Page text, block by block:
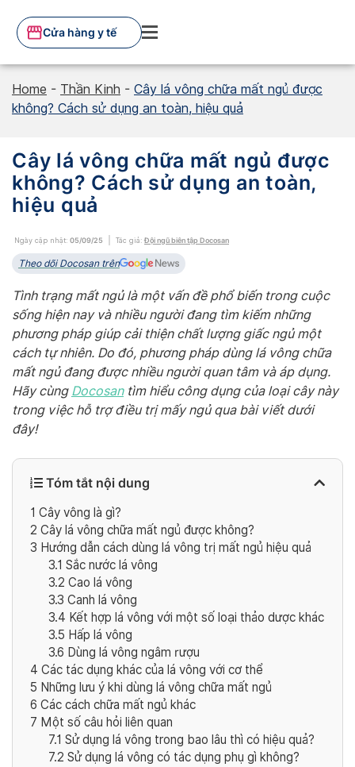
content
Cửa hàng y tế
Home - Thần Kinh - Cây lá vông chữa mất ngủ được
không? Cách sử dụng an toàn, hiệu quả
Cây lá vông chữa mất ngủ được
không? Cách sử dụng an toàn,
hiệu quả
Ngày cập nhật: 05/09/25 Tác giả: Đội ngũ biên tập Docosan
Theo dõi Docosan trên
Tình trạng mất ngủ là một vấn đề phổ biến trong cuộc
sống hiện nay và nhiều người đang tìm kiếm những
phương pháp giúp cải thiện chất lượng giấc ngủ một
cách tự nhiên. Do đó, phương pháp dùng lá vông chữa
mất ngủ đang được nhiều người quan tâm và áp dụng.
Hãy cùng Docosantìm hiểu công dụng của loại cây này
trong việc hỗ trợ điều trị mấy ngủ qua bài viết dưới
đây!
Tóm tắt nội dung
1 Cây vông là gì?
2 Cây lá vông chữa mất ngủ được không?
3 Hướng dẫn cách dùng lá vông trị mất ngủ hiệu quả
3.1 Sắc nước lá vông
3.2 Cao lá vông
3.3 Canh lá vông
3.4 Kết hợp lá vông với một số loại thảo dược khác
3.5 Hấp lá vông
3.6 Dùng lá vông ngâm rượu
4 Các tác dụng khác của lá vông với cơ thể
5 Những lưu ý khi dùng lá vông chữa mất ngủ
6 Các cách chữa mất ngủ khác
7 Một số câu hỏi liên quan
7.1 Sử dụng lá vông trong bao lâu thì có hiệu quả?
7.2 Sử dụng lá vông có tác dụng phụ gì không?